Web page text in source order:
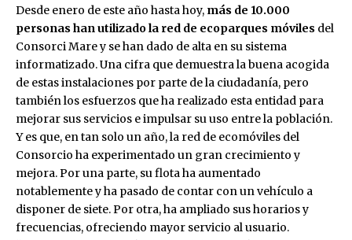
Desde enero de este año hasta hoy, más de 10.000
personas han utilizado la red de ecoparques móviles del
Consorci Mare y se han dado de alta en su sistema
informatizado. Una cifra que demuestra la buena acogida
de estas instalaciones por parte de la ciudadanía, pero
también los esfuerzos que ha realizado esta entidad para
mejorar sus servicios e impulsar su uso entre la población.
Y es que, en tan solo un año, la red de ecomóviles del
Consorcio ha experimentado un gran crecimiento y
mejora. Por una parte, su flota ha aumentado
notablemente y ha pasado de contar con un vehículo a
disponer de siete. Por otra, ha ampliado sus horarios y
frecuencias, ofreciendo mayor servicio al usuario.